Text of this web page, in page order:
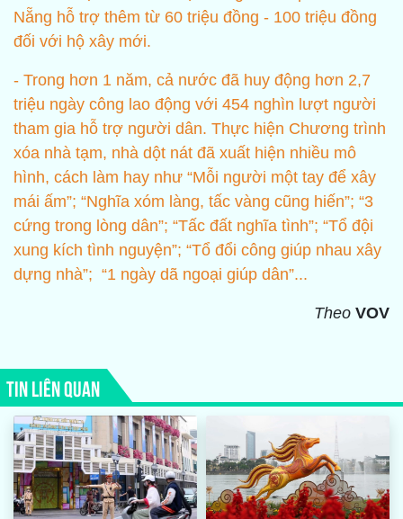
Nẵng hỗ trợ thêm từ 60 triệu đồng - 100 triệu đồng
đối với hộ xây mới.
- Trong hơn 1 năm, cả nước đã huy động hơn 2,7
triệu ngày công lao động với 454 nghìn lượt người
tham gia hỗ trợ người dân. Thực hiện Chương trình
xóa nhà tạm, nhà dột nát đã xuất hiện nhiều mô
hình, cách làm hay như “Mỗi người một tay để xây
mái ấm”; “Nghĩa xóm làng, tấc vàng cũng hiến”; “3
cứng trong lòng dân”; “Tấc đất nghĩa tình”; “Tổ đội
xung kích tình nguyện”; “Tổ đổi công giúp nhau xây
dựng nhà”; “1 ngày dã ngoại giúp dân”...
Theo VOV
TIN LIÊN QUAN